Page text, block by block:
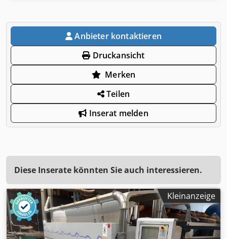
Anbieter kontaktieren
Druckansicht
Merken
Teilen
Inserat melden
Diese Inserate könnten Sie auch interessieren.
Kleinanzeige